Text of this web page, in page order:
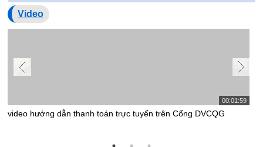
Video
00:01:59
video hướng dẫn thanh toán trực tuyến trên Cổng DVCQG